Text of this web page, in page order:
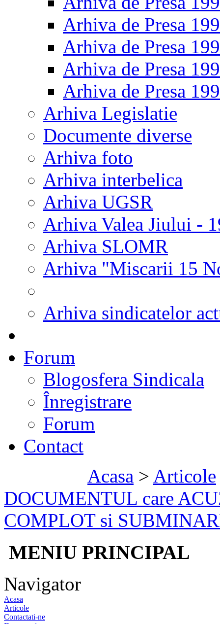
Arhiva de Presa
Arhiva de Presa
Arhiva de Presa
Arhiva de Presa
Arhiva Legislatie
Documente diverse
Arhiva foto
Arhiva interbelica
Arhiva UGSR
Arhiva Valea Jiului -
Arhiva SLOMR
Arhiva "Miscarii 15
Arhiva sindicatelor
Forum
Blogosfera Sindicala
Înregistrare
Forum
Contact
Acasa > Articole
DOCUMENTUL care
COMPLOT si
MENIU PRINCIPAL
Navigator
Acasa
Articole
Contactati-ne